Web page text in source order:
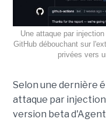
Une attaque par
GitHub débouchant sur
privées vers
Selon une dernière
attaque par
version beta